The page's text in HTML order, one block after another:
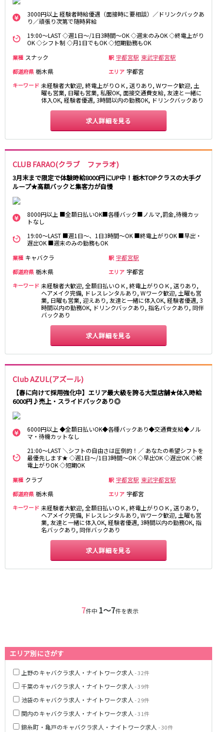
3000円以上 経験者時給優遇（面接時に要相談）／ドリンクバックあ
り／頑張り次第で随時昇給
19:00～LAST ◇週1日～/1日3時間～OK ◇週末のみOK ◇終電上がり
OK ◇シフト制 ◇月1日でもOK ◇短期勤務もOK
業種 スナック 駅 宇都宮駅 東武宇都宮駅
都道府県 栃木県 エリア 宇都宮
キーワード 未経験者大歓迎, 終電上がりＯＫ, 送りあり, Wワーク歓迎, 土
曜も営業, 日曜も営業, 私服OK, 面接交通費支給, 友達と一緒に
体入OK, 経験者優遇, 3時間以内の勤務OK, ドリンクバックあり
求人詳細を見る
CLUB FARAO(クラブ ファラオ)
3月末まで限定で体験時給8000円にUP中！栃木TOPクラスの大手グ
ループ★高額バックと集客力が自慢
8000円以上 ■全額日払いOK■各種バック■ノルマ,罰金,待機カッ
トなし
19:00～LAST ■週1日～、1日3時間～OK ■終電上がりOK ■早出・
遅出OK ■週末のみの勤務もOK
業種 キャバクラ 駅 宇都宮駅
都道府県 栃木県 エリア 宇都宮
キーワード 未経験者大歓迎, 全額日払いＯＫ, 終電上がりＯＫ, 送りあり,
ヘアメイク完備, ドレスレンタルあり, Wワーク歓迎, 土曜も営
業, 日曜も営業, 迎えあり, 友達と一緒に体入OK, 経験者優遇, 3
時間以内の勤務OK, ドリンクバックあり, 指名バックあり, 同伴
バックあり
求人詳細を見る
Club AZUL(アズール)
【春に向けて採用強化中】エリア最大級を誇る大型店舗★体入時給
6000円♪売上・スライドバックあり◎
6000円以上 ◆全額日払いOK◆各種バックあり◆交通費支給◆ノル
マ・待機カットなし
21:00～LAST ＼シフトの自由さは圧倒的！／ あなたの希望シフトを
最優先します★ ◇週1日～/1日3時間～OK ◇早出OK ◇遅出OK ◇終
電上がりOK ◇短期OK
業種 クラブ 駅 宇都宮駅 東武宇都宮駅
都道府県 栃木県 エリア 宇都宮
キーワード 未経験者大歓迎, 全額日払いＯＫ, 終電上がりＯＫ, 送りあり,
ヘアメイク完備, ドレスレンタルあり, Wワーク歓迎, 土曜も営
業, 友達と一緒に体入OK, 経験者優遇, 3時間以内の勤務OK, 指
名バックあり, 同伴バックあり
求人詳細を見る
7件中 1〜7件を表示
エリア別にさがす
上野のキャバクラ求人・ナイトワーク求人 - 32件
千葉のキャバクラ求人・ナイトワーク求人 - 39件
池袋のキャバクラ求人・ナイトワーク求人 - 29件
関内のキャバクラ求人・ナイトワーク求人 - 31件
錦糸町・亀戸のキャバクラ求人・ナイトワーク求人 - 30件
都営浅草線
新橋駅
五反田駅
浅草駅
浅草橋駅
東京メトロ銀座線
新橋駅
銀座駅
上野駅
上野広小路駅
渋谷駅
浅草駅
表参道駅
外苑前駅
西武新宿線
西武新宿駅
本川越駅
久米川駅
新所沢駅
高田馬場駅
新井薬師前駅
JR根岸線
桜木町駅
大船駅
西武池袋線
練馬駅
ひばりヶ丘駅
東久留米駅
秋津駅
清瀬駅
桜台駅
飯能駅
保谷駅
石神井公園駅
西所沢駅
吾野駅
JR横浜線
相模原駅
橋本駅
新横浜駅
矢部駅
成瀬駅
古淵駅
菊名駅
東急田園都市線
渋谷駅
溝の口駅
鷺沼駅
たまプラーザ駅
あざみ野駅
藤が丘駅
用賀駅
下高井戸駅
宮の坂駅
松原駅
JR南武線
立川駅
川崎駅
武蔵溝ノ口駅
武蔵小杉駅
府中本町駅
武蔵新城駅